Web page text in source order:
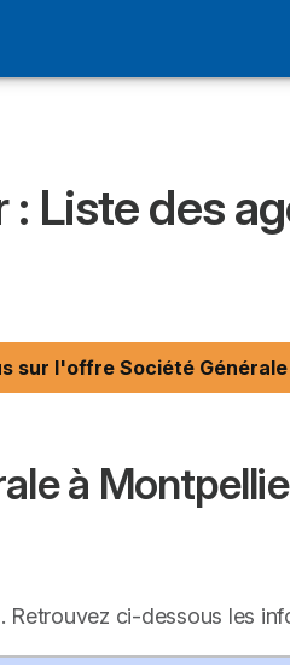
Liste des
sur l'offre Société Générale
à
Retrouvez ci-dessous les